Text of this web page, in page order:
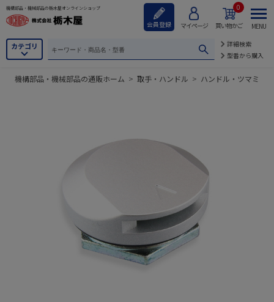
機構部品・機械部品の栃木屋オンラインショップ
会員登録 マイページ 買い物かご
0
カテゴリ
詳細検索
型番から購入
MENU
機構部品・機械部品の通販ホーム > 取手・ハンドル > ハンドル・ツマミ